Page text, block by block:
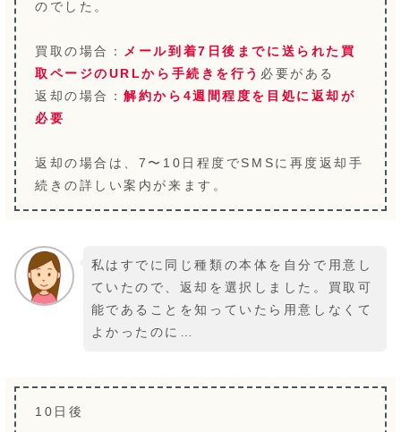
のでした。
買取の場合：
メール到着7日後までに送られた買
取ページのURLから手続きを行う 必要がある
返却の場合：解約から4週間程度を目処に返却が
必要
返却の場合は、7〜10日程度でSMSに再度返却手
続きの詳しい案内が来ます。
私はすでに同じ種類の本体を自分で用意し
ていたので、返却を選択しました。買取可
能であることを知っていたら用意しなくて
よかったのに…
10日後